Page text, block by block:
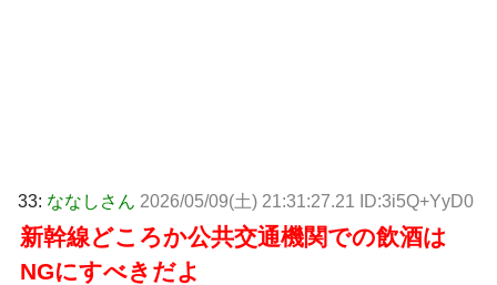
33: ななしさん 2026/05/09(土) 21:31:27.21 ID:3i5Q+YyD0
新幹線どころか公共交通機関での飲酒は
NGにすべきだよ